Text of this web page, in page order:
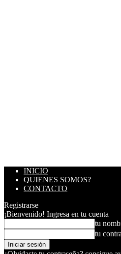
INICIO
QUIENES SOMOS?
CONTACTO
Registrarse
¡Bienvenido! Ingresa en tu cuenta
tu
tu